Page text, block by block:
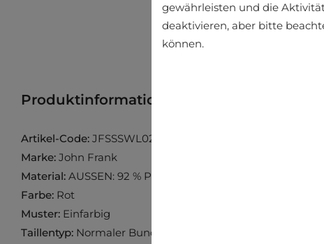
Produktinformation
Artikel-Code: JFSSSWL02-RED
Marke: John Frank
Material: AUSSEN: 92 % POLYESTER 8 % ELASTAN INNEN:
Farbe: Rot
Muster: Einfarbig
Taillentyp: Normaler Bund
gewährleisten und die
deaktivieren, aber bitte
können.